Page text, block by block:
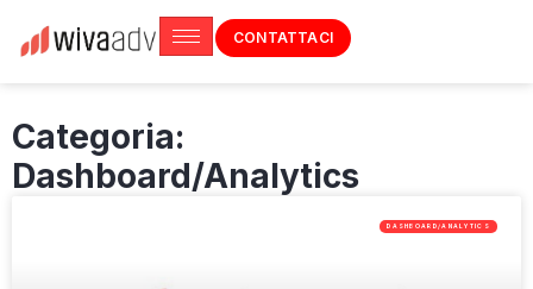
CONTATTACI
Categoria:
Dashboard/Analytics
DASHBOARD/ANALYTICS